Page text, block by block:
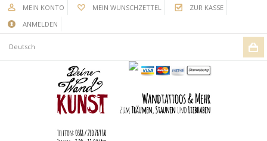
MEIN KONTO MEIN WUNSCHZETTEL
ZUR KASSE
ANMELDEN
Deutsch